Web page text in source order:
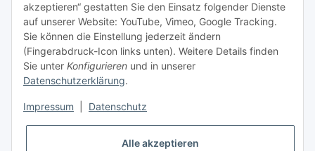
TiDis Druckerwerkstatt
TiDis PC & Notebookwerkstatt
TiDis eScooter Werkstatt
GIC (German Ink Company)
akzeptieren“ gestatten Sie den Einsatz folgender Dienste
auf unserer Website: YouTube, Vimeo, Google Tracking.
Sie können die Einstellung jederzeit ändern
(Fingerabdruck-Icon links unten). Weitere Details finden
Sie unter Konfigurieren und in unserer
Datenschutzerklärung.
Impressum Datenschutz
Alle akzeptieren